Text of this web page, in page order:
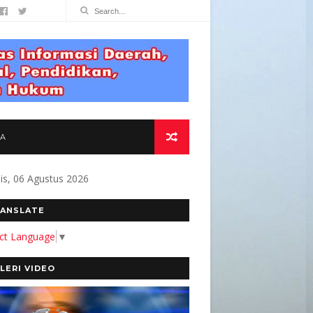
BAGI MASYARAKAT "
06 Agustus 2026
Language ▼
VIDEO